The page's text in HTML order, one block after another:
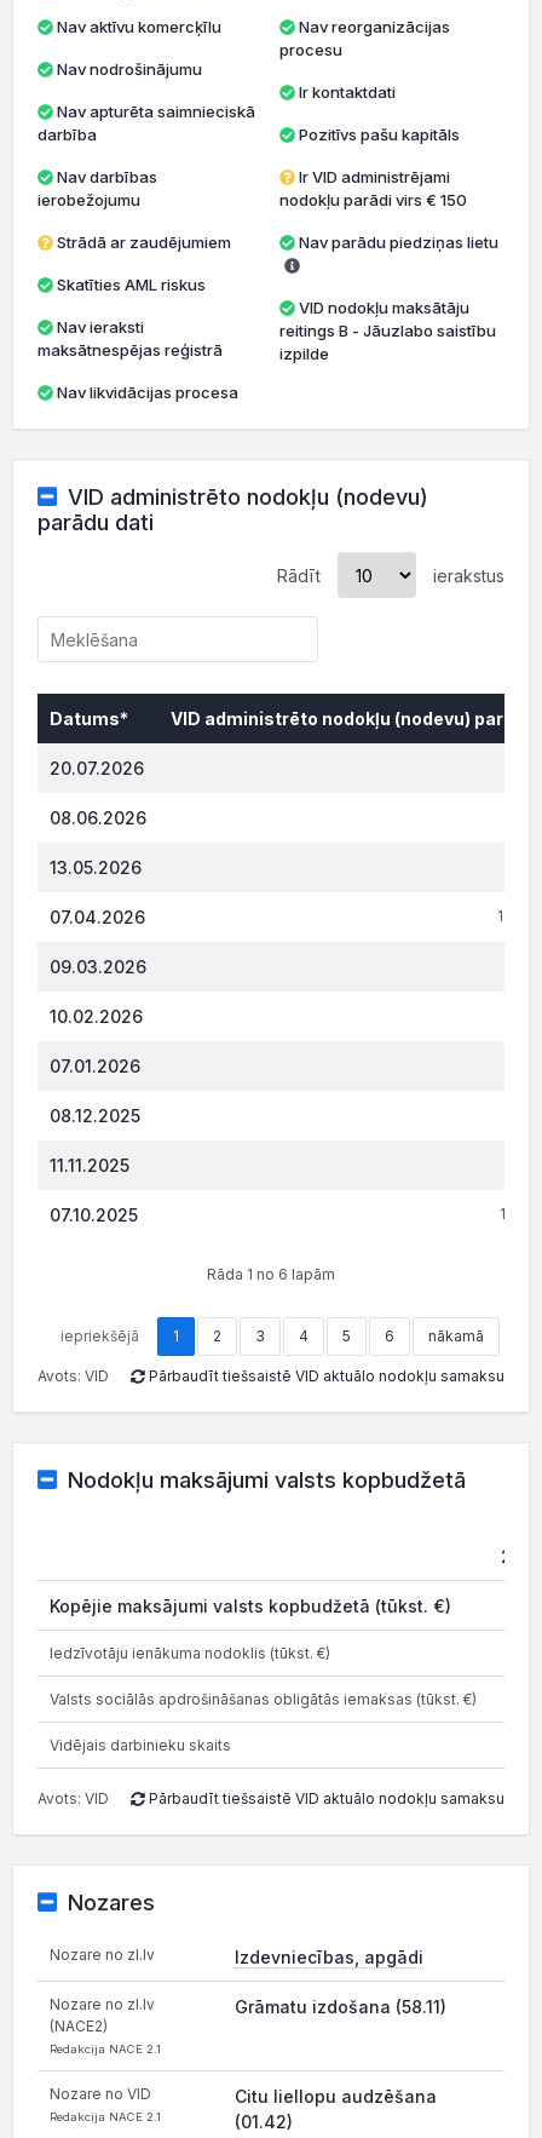
Nav aktīvu komercķīlu
Nav nodrošinājumu
darbība
ierobežojumu
Strādā ar zaudējumiem
Skatīties AML riskus
maksātnespējas reģistrā
Nav likvidācijas procesa
Nav reorganizācijas
procesu
Ir kontaktdati
Pozitīvs pašu kapitāls
Ir VID administrējami
nodokļu parādi virs € 150
Nav parādu piedziņas lietu
VID nodokļu maksātāju
reitings B - Jāuzlabo saistību
izpilde
VID administrēto nodokļu (nodevu)
parādu dati
Rādīt ierakstus
Datums*
VID administrēto nodokļu (nodevu)
20.07.2026
08.06.2026
13.05.2026
07.04.2026 1
09.03.2026
10.02.2026
07.01.2026
08.12.2025
11.11.2025
07.10.2025 1
Rāda 1 no 6 lapām
iepriekšējā 1 2 3 4 5 6 nākamā
Avots: VID Pārbaudīt tiešsaistē VID aktuālo nodokļu samaksu
Nodokļu maksājumi valsts kopbudžetā
2025
Kopējie maksājumi valsts kopbudžetā (tūkst. €)
Iedzīvotāju ienākuma nodoklis (tūkst. €)
Valsts sociālās apdrošināšanas obligātās iemaksas (tūkst. €)
Vidējais darbinieku skaits
Avots: VID Pārbaudīt tiešsaistē VID aktuālo nodokļu samaksu
Nozares
Nozare no zl.lv Izdevniecības, apgādi
Nozare no zl.lv
(NACE2)
Redakcija NACE 2.1
Grāmatu izdošana (58.11)
Nozare no VID
Redakcija NACE 2.1
Citu liellopu audzēšana
(01.42)